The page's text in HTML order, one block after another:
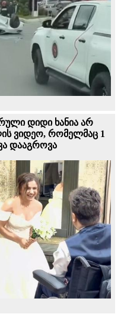
დიდი ხანია არ
ვიდეო, რომელმაც 1
დააგროვა